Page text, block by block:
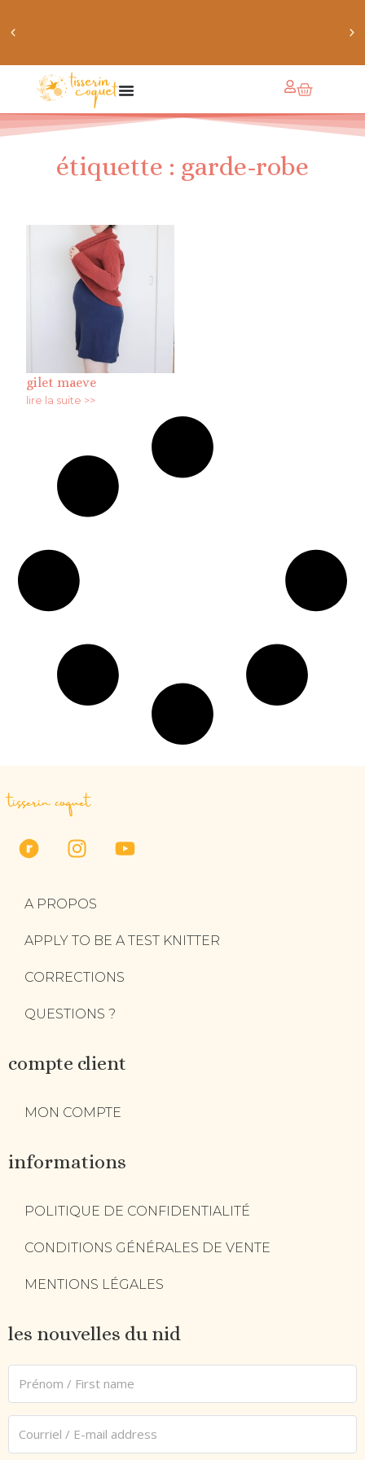
chaussettes douillettes :: le livre de chaussettes pour
petits et grands
étiquette : garde-robe
gilet maeve
lire la suite >>
tisserin coquet
A PROPOS
APPLY TO BE A TEST KNITTER
CORRECTIONS
QUESTIONS ?
compte client
MON COMPTE
informations
POLITIQUE DE CONFIDENTIALITÉ
CONDITIONS GÉNÉRALES DE VENTE
MENTIONS LÉGALES
les nouvelles du nid